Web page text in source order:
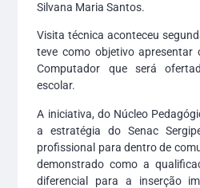
Silvana Maria Santos.
Visita técnica aconteceu
teve como objetivo apresentar
Computador que será
escolar.
A iniciativa, do Núcleo
a estratégia do Senac
profissional para dentro de
demonstrado como a
diferencial para a inserção